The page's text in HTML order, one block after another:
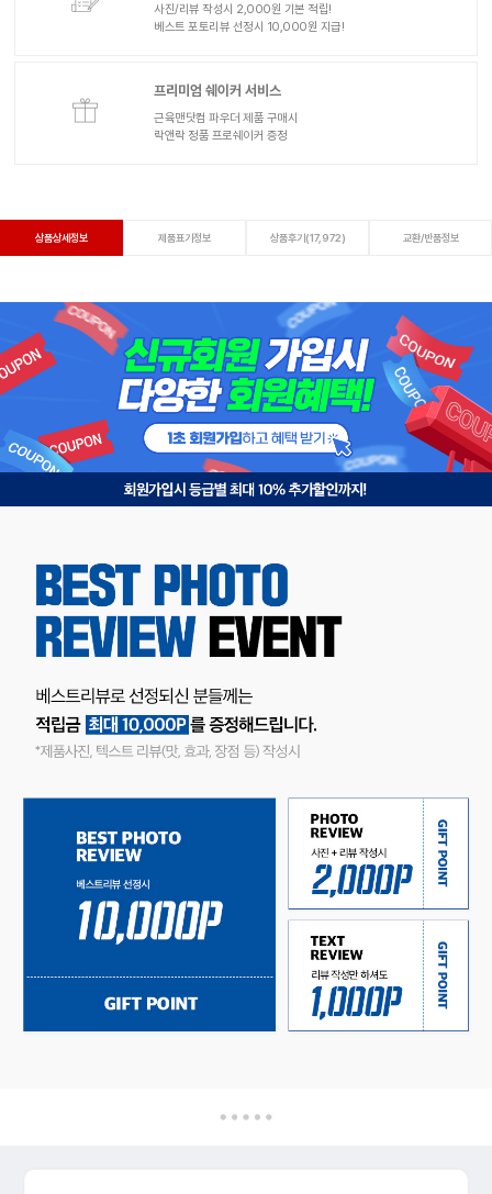
사진/리뷰 작성시 2,000원 기본 적립!
베스트 포토리뷰 선정시 10,000원 지급!
프리미엄 쉐이커 서비스
근육맨닷컴 파우더 제품 구매시
락앤락 정품 프로쉐이커 증정
상품상세정보 제품표기정보 상품후기(17,972) 교환/반품정보